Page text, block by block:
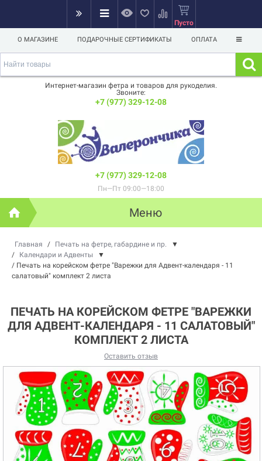
Пусто
О МАГАЗИНЕ ПОДАРОЧНЫЕ СЕРТИФИКАТЫ ОПЛАТА
Интернет-магазин фетра и товаров для рукоделия.
Звоните:
+7 (977) 329-12-08
+7 (977) 329-12-08
Пн—Пт 09:00—18:00
Меню
Главная / Печать на фетре, габардине и пр.
▼
/
Календари и Адвенты
▼
/ Печать на корейском фетре "Варежки для Адвент-календаря - 11
салатовый" комплект 2 листа
ПЕЧАТЬ НА КОРЕЙСКОМ ФЕТРЕ "ВАРЕЖКИ
ДЛЯ АДВЕНТ-КАЛЕНДАРЯ - 11 САЛАТОВЫЙ"
КОМПЛЕКТ 2 ЛИСТА
Оставить отзыв